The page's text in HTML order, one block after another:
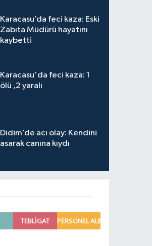
Karacasu’da feci kaza: Eski
Zabıta Müdürü hayatını
kaybetti
Karacasu'da feci kaza: 1
ölü ,2 yaralı
Didim’de acı olay: Kendini
asarak canına kıydı